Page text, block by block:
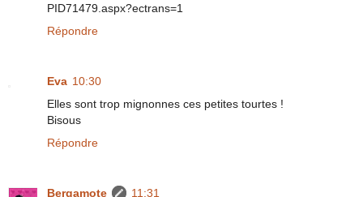
PID71479.aspx?ectrans=1
Répondre
Eva 10:30
Elles sont trop mignonnes ces petites tourtes !
Bisous
Répondre
Bergamote 11:31